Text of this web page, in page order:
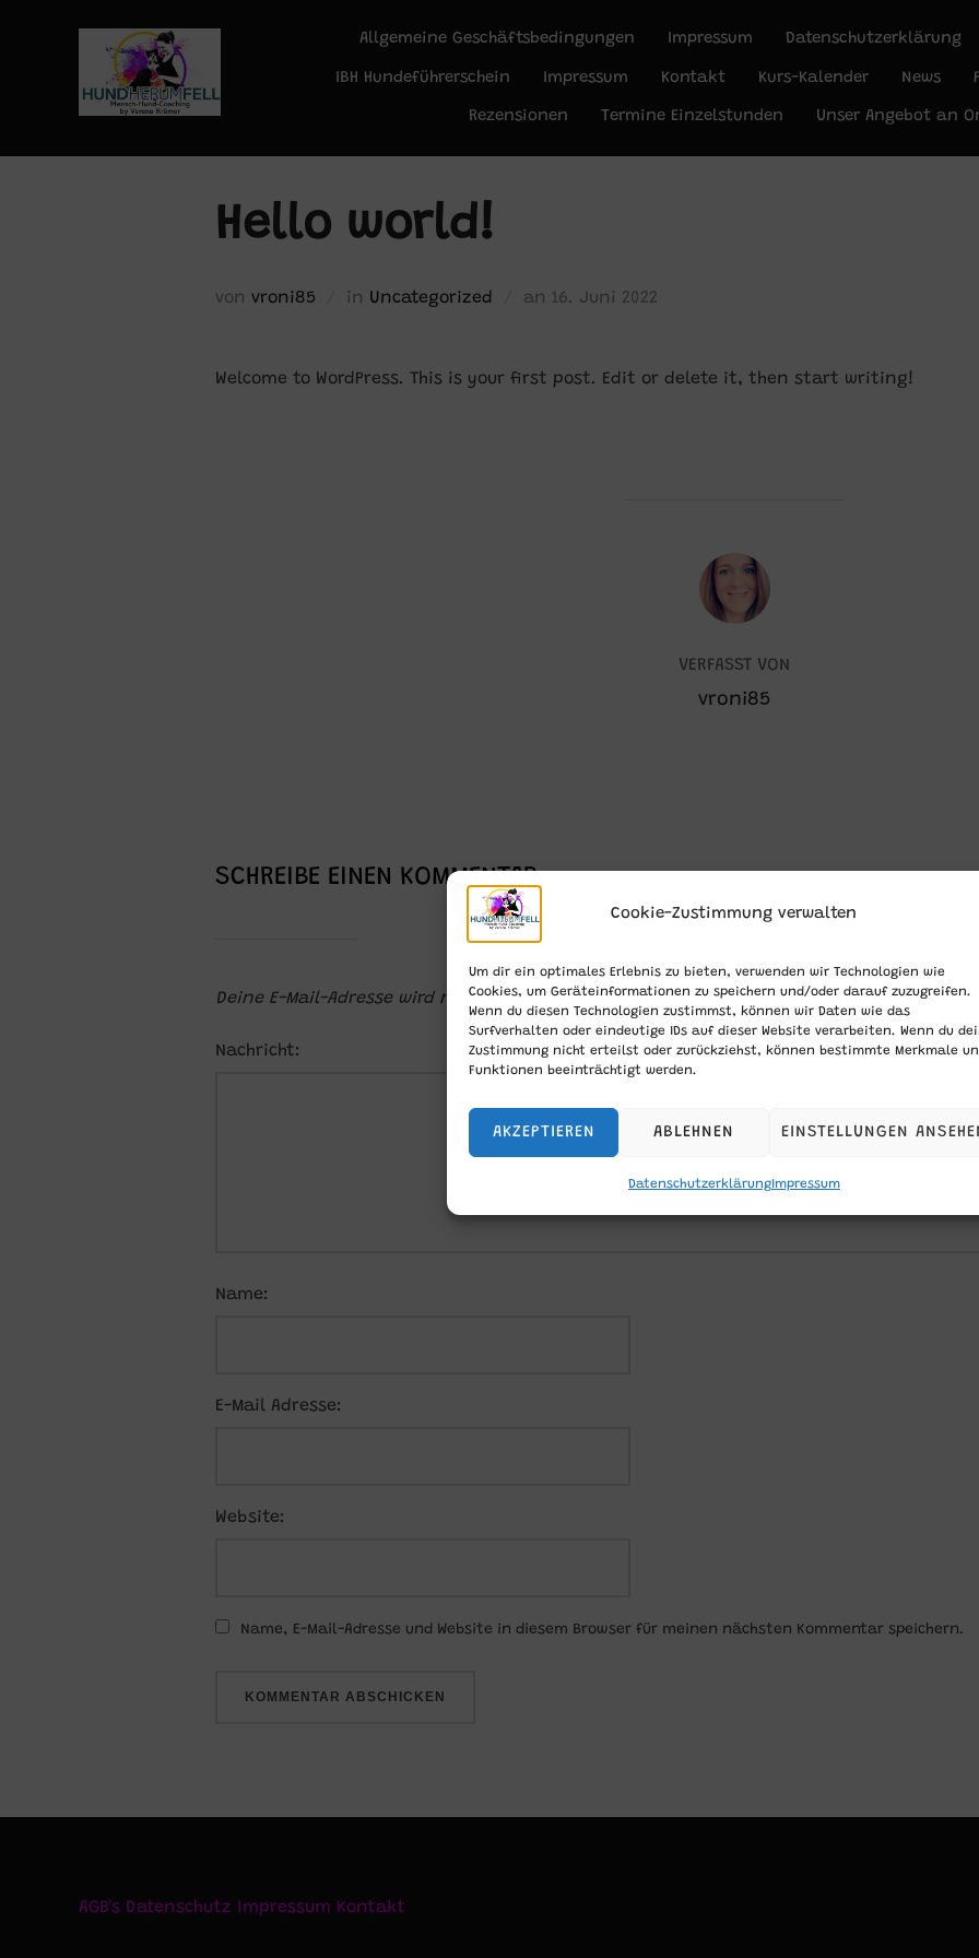
Cookie-Zustimmung verwalten
Um dir ein optimales Erlebnis zu bieten, verwenden wir Technologien wie
Cookies, um Geräteinformationen zu speichern und/oder darauf zuzugreifen.
Wenn du diesen Technologien zustimmst, können wir Daten wie das
Surfverhalten oder eindeutige IDs auf dieser Website verarbeiten. Wenn du
Zustimmung nicht erteilst oder zurückziehst, können bestimmte Merkmale
Funktionen beeinträchtigt werden.
AKZEPTIEREN ABLEHNEN EINSTELLUNGEN
DatenschutzerklärungImpressum
Allgemeine Geschäftsbedingungen Impressum Datenschutzerklärung
IBH Hundeführerschein Impressum Kontakt Kurs-Kalender News
Rezensionen Termine Einzelstunden Unser Angebot an
Hello world!
von vroni85 in Uncategorized an Veröffentlicht
16. Juni 2022
Welcome to WordPress. This is your first post. Edit or delete it, then start writing!
BEITRAGSAUTOR
VERFASST VON
vroni85
SCHREIBE EINEN KOMMENTAR
Deine E-Mail-Adresse wird nicht veröffentlicht. Erforderliche Felder sind mit*markiert
Nachricht:
Name:
E-Mail Adresse:
Website:
Name, E-Mail-Adresse und Website in diesem Browser für meinen nächsten Kommentar speichern.
AGB's Datenschutz Impressum Kontakt